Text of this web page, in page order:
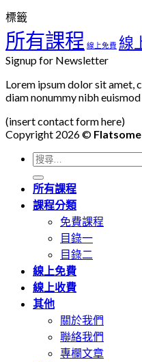
揭
秘：
表
單
及
市
場
上
的
最
佳
選
擇
(AI)〉
中
標籤
所有課程 線上免費 線
Signup for Newsletter
Lorem ipsum dolor sit amet,
diam nonummy nibh
(insert contact form here)
Copyright 2026 ©
搜
尋
關
鍵
所有課程
課程分類
免費課程
目錄一
目錄二
線上免費
線上收費
其他
關於我們
聯絡我們
專欄文章